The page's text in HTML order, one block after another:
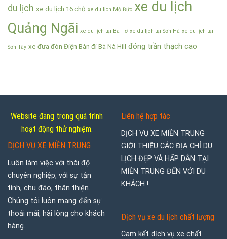
du lịch xe du lịch 16 chỗ xe du lịch Mộ Đức xe du lịch
Quảng Ngãi xe du lịch tại Ba Tơ xe du lịch tại Sơn Hà xe du lịch tại
Sơn Tây xe đưa đón Điện Bàn đi Bà Nà Hill đóng trần thạch cao
Website đang trong quá trình
hoạt động thử nghiệm.
DỊCH VỤ XE MIỀN TRUNG
Luôn làm việc với thái độ
chuyên nghiệp, với sự tận
tình, chu đáo, thân thiện.
Chúng tôi luôn mang đến sự
thoải mái, hài lòng cho khách
hàng.
Liên hệ hợp tác
DỊCH VỤ XE MIỀN TRUNG
GIỚI THIỆU CÁC ĐỊA CHỈ DU
LỊCH ĐẸP VÀ HẤP DẪN TẠI
MIỀN TRUNG ĐẾN VỚI DU
KHÁCH !
Dịch vụ xe du lịch chất lượng
Cam kết dịch vụ xe chất